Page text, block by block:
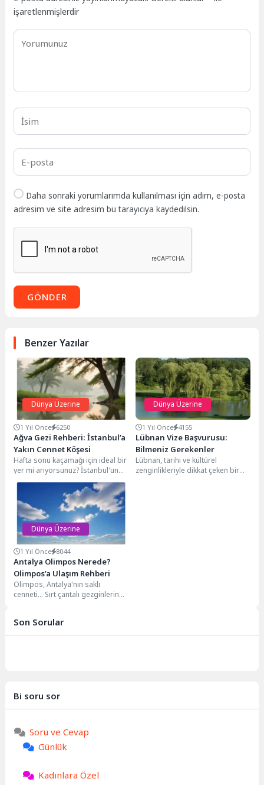
işaretlenmişlerdir
Daha sonraki yorumlarımda kullanılması için adım, e-posta
adresim ve site adresim bu tarayıcıya kaydedilsin.
GÖNDER
Benzer Yazılar
Dünya Üzerine
1 Yıl Önce 6250
Ağva Gezi Rehberi: İstanbul’a
Yakın Cennet Köşesi
Hafta sonu kaçamağı için ideal bir
yer mi arıyorsunuz? İstanbul'un
yanı başında, Karadeniz'in serin
Dünya Üzerine
1 Yıl Önce 4155
Lübnan Vize Başvurusu:
Bilmeniz Gerekenler
Lübnan, tarihi ve kültürel
zenginlikleriyle dikkat çeken bir
Dünya Üzerine
1 Yıl Önce 8044
Antalya Olimpos Nerede?
Olimpos’a Ulaşım Rehberi
Olimpos, Antalya'nın saklı
cenneti... Sırt çantalı gezginlerin
Son Sorular
Bi soru sor
Soru ve Cevap
Günlük
Kadınlara Özel